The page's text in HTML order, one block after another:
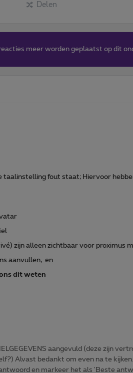
Delen
meer worden geplaatst op dit
taalinstelling fout staat; Hiervoor
zijn alleen zichtbaar voor proximus
aanvullen, en
dit weten
aangevuld (deze zijn
Alvast bedankt om even na te
antwoord en markeer het als 'Beste